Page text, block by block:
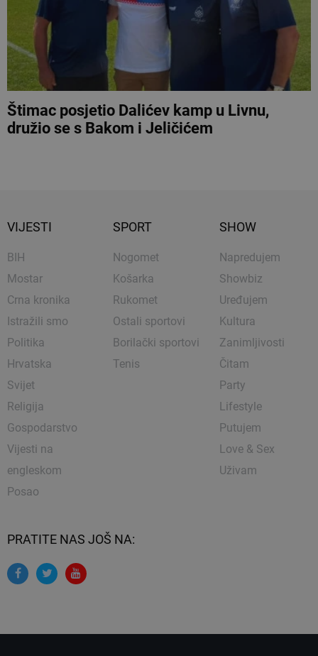
Štimac posjetio Dalićev kamp u Livnu,
družio se s Bakom i Jeličićem
VIJESTI
BIH
Mostar
Crna kronika
Istražili smo
Politika
Hrvatska
Svijet
Religija
Gospodarstvo
Vijesti na
engleskom
Posao
SPORT
Nogomet
Košarka
Rukomet
Ostali sportovi
Borilački sportovi
Tenis
SHOW
Napredujem
Showbiz
Uređujem
Kultura
Zanimljivosti
Čitam
Party
Lifestyle
Putujem
Love & Sex
Uživam
PRATITE NAS JOŠ NA: